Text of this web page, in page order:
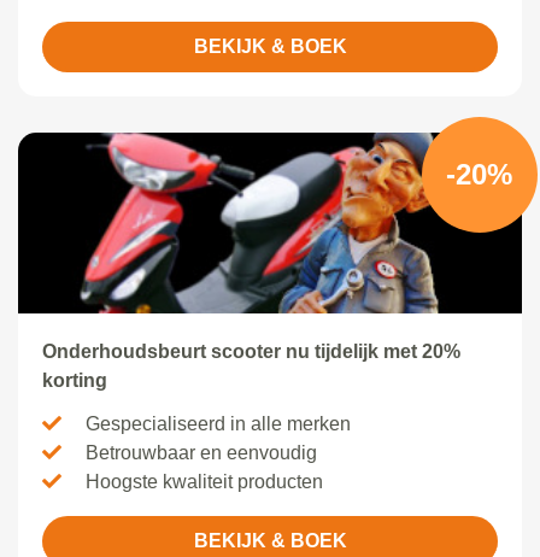
BEKIJK & BOEK
-20%
Onderhoudsbeurt scooter nu tijdelijk met 20%
korting
Gespecialiseerd in alle merken
Betrouwbaar en eenvoudig
Hoogste kwaliteit producten
BEKIJK & BOEK